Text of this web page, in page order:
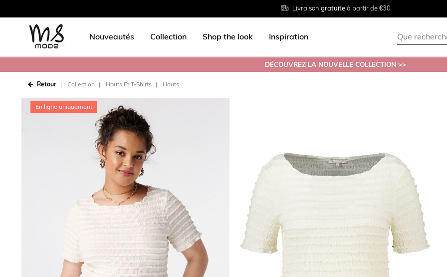
Livraison gratuiteà partir de €30
Tailles du38 au 54
Retourgratuit en magasin
Nouveautés Collection Shop the look Inspiration
DÉCOUVREZ LA NOUVELLE COLLECTION >>
Retour Collection Hauts Et T-Shirts Hauts
En ligne uniquement